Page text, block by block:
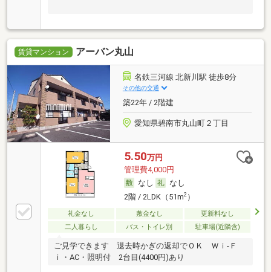
賃貸マンション アーバン丸山
名鉄三河線 北新川駅 徒歩8分
その他の交通
築22年 / 2階建
愛知県碧南市丸山町２丁目
5.50万円
管理費4,000円
なし
なし
2階 / 2LDK（51m2）
礼金なし 敷金なし
更新料なし
二人暮らし
バス・トイレ別 駐車場(近隣含)
ご見学できます 退去時かぎの返却でＯＫ Ｗｉ-Ｆ
ｉ・AC・照明付 2台目(4400円)あり